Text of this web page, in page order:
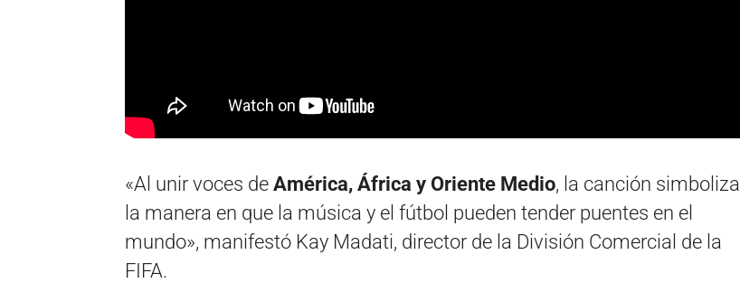
«Al unir voces de América, África y Oriente Medio, la canción simboliza
la manera en que la música y el fútbol pueden tender puentes en el
mundo», manifestó Kay Madati, director de la División Comercial de la
FIFA.